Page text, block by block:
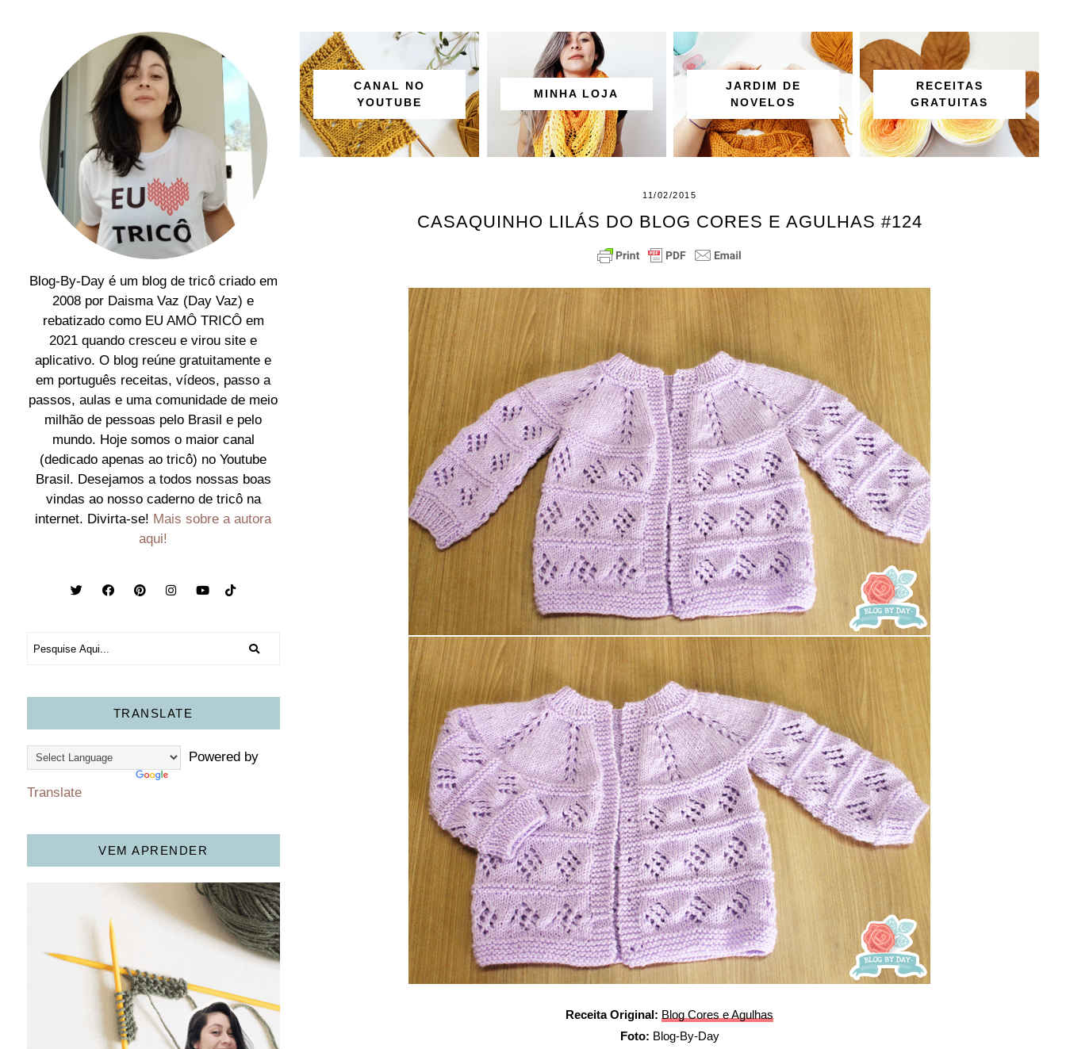
CANAL NO
YOUTUBE
MINHA LOJA
JARDIM DE
NOVELOS
RECEITAS
GRATUITAS
11/02/2015
CASAQUINHO LILÁS DO BLOG CORES E AGULHAS #124
Receita Original: Blog Cores e Agulhas
Foto: Blog-By-Day
Blog-By-Day é um blog de tricô criado em
2008 por Daisma Vaz (Day Vaz) e
rebatizado como EU AMÔ TRICÔ em
2021 quando cresceu e virou site e
aplicativo. O blog reúne gratuitamente e
em português receitas, vídeos, passo a
passos, aulas e uma comunidade de meio
milhão de pessoas pelo Brasil e pelo
mundo. Hoje somos o maior canal
(dedicado apenas ao tricô) no Youtube
Brasil. Desejamos a todos nossas boas
vindas ao nosso caderno de tricô na
internet. Divirta-se! Mais sobre a autora
aqui!
TRANSLATE
Powered by
Translate
VEM APRENDER